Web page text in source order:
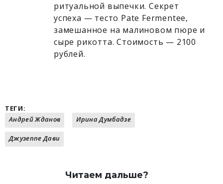
ритуальной выпечки. Секрет
успеха — тесто Pate Fermentee,
замешанное на малиновом пюре и
сыре рикотта. Стоимость — 2100
рублей.
ТЕГИ:
Андрей Жданов
Ирина Думбадзе
Джузеппе Дави
Читаем дальше?